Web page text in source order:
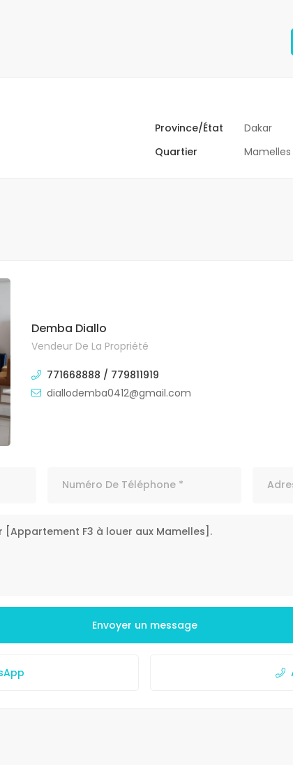
Province/État
Dakar
Quartier Mamelles
Demba Diallo
Vendeur De La Propriété
771668888 / 779811919
diallodemba0412@gmail.com
Envoyer un message